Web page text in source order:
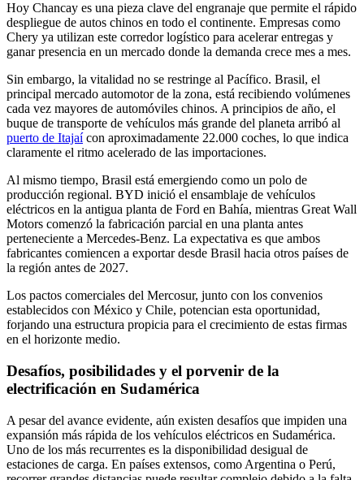
Hoy Chancay es una pieza clave del engranaje que permite el rápido
despliegue de autos chinos en todo el continente. Empresas como
Chery ya utilizan este corredor logístico para acelerar entregas y
ganar presencia en un mercado donde la demanda crece mes a mes.
Sin embargo, la vitalidad no se restringe al Pacífico. Brasil, el
principal mercado automotor de la zona, está recibiendo volúmenes
cada vez mayores de automóviles chinos. A principios de año, el
buque de transporte de vehículos más grande del planeta arribó al
puerto de Itajaícon aproximadamente 22.000 coches, lo que indica
claramente el ritmo acelerado de las importaciones.
Al mismo tiempo, Brasil está emergiendo como un polo de
producción regional. BYD inició el ensamblaje de vehículos
eléctricos en la antigua planta de Ford en Bahía, mientras Great Wall
Motors comenzó la fabricación parcial en una planta antes
perteneciente a Mercedes-Benz. La expectativa es que ambos
fabricantes comiencen a exportar desde Brasil hacia otros países de
la región antes de 2027.
Los pactos comerciales del Mercosur, junto con los convenios
establecidos con México y Chile, potencian esta oportunidad,
forjando una estructura propicia para el crecimiento de estas firmas
en el horizonte medio.
Desafíos, posibilidades y el porvenir de la
electrificación en Sudamérica
A pesar del avance evidente, aún existen desafíos que impiden una
expansión más rápida de los vehículos eléctricos en Sudamérica.
Uno de los más recurrentes es la disponibilidad desigual de
estaciones de carga. En países extensos, como Argentina o Perú,